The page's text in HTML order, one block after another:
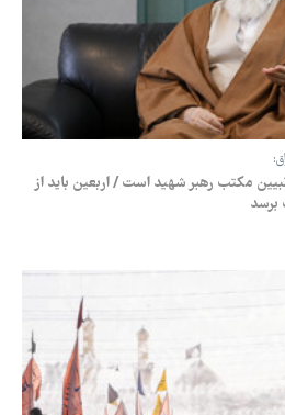
مکتب رهبر شهید است / اربعین باید از
برسد